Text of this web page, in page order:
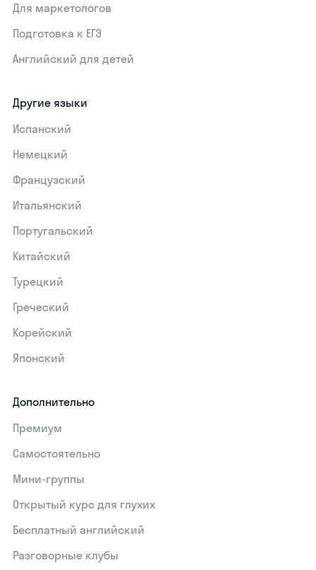
Для маркетологов
Подготовка к ЕГЭ
Английский для детей
Другие языки
Испанский
Немецкий
Французский
Итальянский
Португальский
Китайский
Турецкий
Греческий
Корейский
Японский
Дополнительно
Премиум
Самостоятельно
Мини-группы
Открытый курс для глухих
Бесплатный английский
Разговорные клубы